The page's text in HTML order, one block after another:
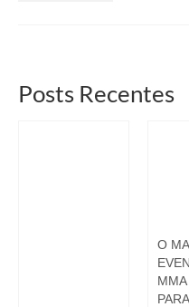
Posts Recentes
O